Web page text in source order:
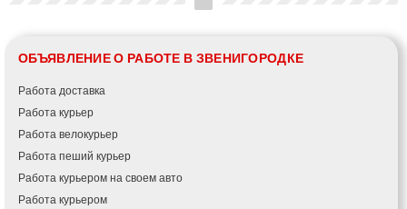
ОБЪЯВЛЕНИЕ О РАБОТЕ В ЗВЕНИГОРОДКЕ
Работа доставка
Работа курьер
Работа велокурьер
Работа пеший курьер
Работа курьером на своем авто
Работа курьером